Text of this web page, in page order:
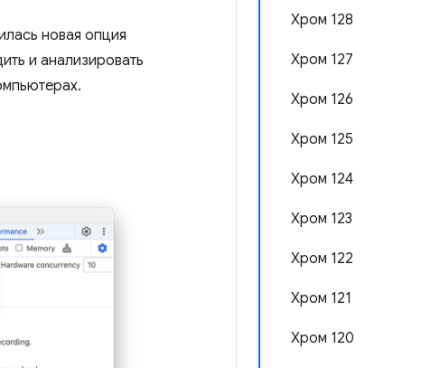
Хром 128
Хром 127
Хром 126
Хром 125
Хром 124
Хром 123
Хром 122
Хром 121
Хром 120
новая опция
и анализировать